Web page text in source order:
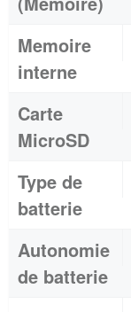
Memoire
interne
Carte
MicroSD
Type de
batterie
Autonomie
de batterie